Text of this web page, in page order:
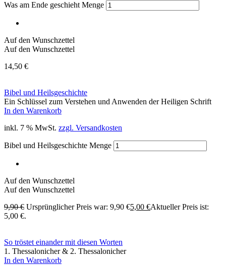
Was am Ende geschieht Menge
Auf den Wunschzettel
Auf den Wunschzettel
14,50 €
Bibel und Heilsgeschichte
Ein Schlüssel zum Verstehen und Anwenden der Heiligen Schrift
In den Warenkorb
inkl. 7 % MwSt. zzgl. Versandkosten
Bibel und Heilsgeschichte Menge
Auf den Wunschzettel
Auf den Wunschzettel
9,90€ Ursprünglicher Preis war: 9,90 €5,00 €Aktueller Preis ist:
5,00 €.
So tröstet einander mit diesen Worten
1. Thessalonicher & 2. Thessalonicher
In den Warenkorb